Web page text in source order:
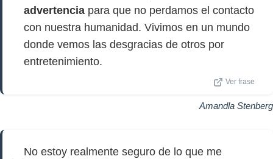
advertencia para que no perdamos el contacto
con nuestra humanidad. Vivimos en un mundo
donde vemos las desgracias de otros por
entretenimiento.
Ver frase
Amandla Stenberg
No estoy realmente seguro de lo que me